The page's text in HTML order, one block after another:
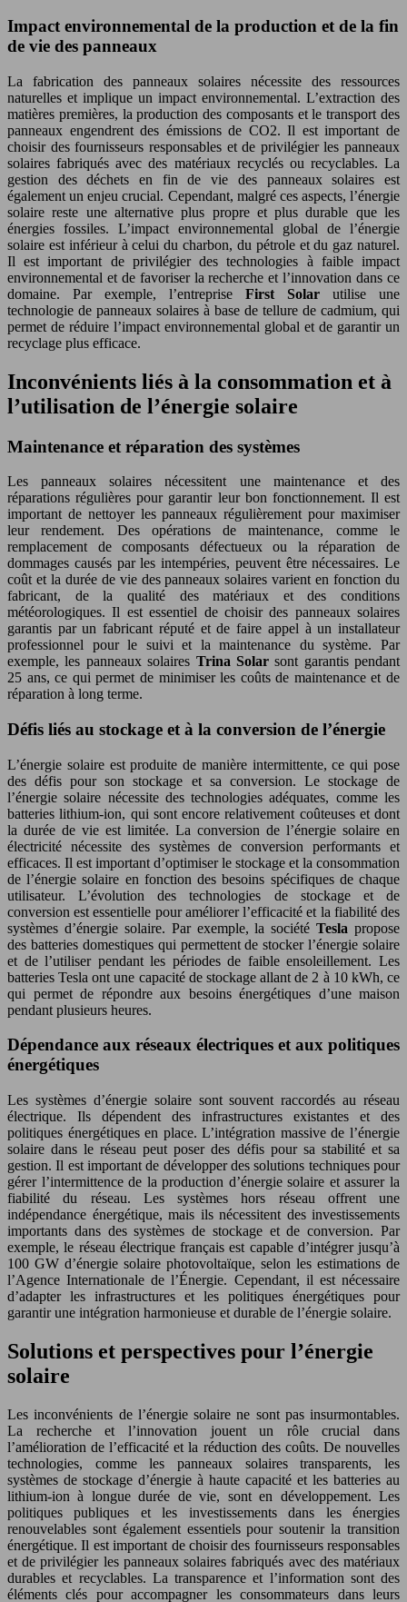
Impact environnemental de la production et de la fin
de vie des panneaux
La fabrication des panneaux solaires nécessite des ressources
naturelles et implique un impact environnemental. L’extraction des
matières premières, la production des composants et le transport des
panneaux engendrent des émissions de CO2. Il est important de
choisir des fournisseurs responsables et de privilégier les panneaux
solaires fabriqués avec des matériaux recyclés ou recyclables. La
gestion des déchets en fin de vie des panneaux solaires est
également un enjeu crucial. Cependant, malgré ces aspects, l’énergie
solaire reste une alternative plus propre et plus durable que les
énergies fossiles. L’impact environnemental global de l’énergie
solaire est inférieur à celui du charbon, du pétrole et du gaz naturel.
Il est important de privilégier des technologies à faible impact
environnemental et de favoriser la recherche et l’innovation dans ce
domaine. Par exemple, l’entreprise First Solar utilise une
technologie de panneaux solaires à base de tellure de cadmium, qui
permet de réduire l’impact environnemental global et de garantir un
recyclage plus efficace.
Inconvénients liés à la consommation et à
l’utilisation de l’énergie solaire
Maintenance et réparation des systèmes
Les panneaux solaires nécessitent une maintenance et des
réparations régulières pour garantir leur bon fonctionnement. Il est
important de nettoyer les panneaux régulièrement pour maximiser
leur rendement. Des opérations de maintenance, comme le
remplacement de composants défectueux ou la réparation de
dommages causés par les intempéries, peuvent être nécessaires. Le
coût et la durée de vie des panneaux solaires varient en fonction du
fabricant, de la qualité des matériaux et des conditions
météorologiques. Il est essentiel de choisir des panneaux solaires
garantis par un fabricant réputé et de faire appel à un installateur
professionnel pour le suivi et la maintenance du système. Par
exemple, les panneaux solaires Trina Solarsont garantis pendant
25 ans, ce qui permet de minimiser les coûts de maintenance et de
réparation à long terme.
Défis liés au stockage et à la conversion de l’énergie
L’énergie solaire est produite de manière intermittente, ce qui pose
des défis pour son stockage et sa conversion. Le stockage de
l’énergie solaire nécessite des technologies adéquates, comme les
batteries lithium-ion, qui sont encore relativement coûteuses et dont
la durée de vie est limitée. La conversion de l’énergie solaire en
électricité nécessite des systèmes de conversion performants et
efficaces. Il est important d’optimiser le stockage et la consommation
de l’énergie solaire en fonction des besoins spécifiques de chaque
utilisateur. L’évolution des technologies de stockage et de
conversion est essentielle pour améliorer l’efficacité et la fiabilité des
systèmes d’énergie solaire. Par exemple, la sociétéTesla propose
des batteries domestiques qui permettent de stocker l’énergie solaire
et de l’utiliser pendant les périodes de faible ensoleillement. Les
batteries Tesla ont une capacité de stockage allant de 2 à 10 kWh, ce
qui permet de répondre aux besoins énergétiques d’une maison
pendant plusieurs heures.
Dépendance aux réseaux électriques et aux politiques
énergétiques
Les systèmes d’énergie solaire sont souvent raccordés au réseau
électrique. Ils dépendent des infrastructures existantes et des
politiques énergétiques en place. L’intégration massive de l’énergie
solaire dans le réseau peut poser des défis pour sa stabilité et sa
gestion. Il est important de développer des solutions techniques pour
gérer l’intermittence de la production d’énergie solaire et assurer la
fiabilité du réseau. Les systèmes hors réseau offrent une
indépendance énergétique, mais ils nécessitent des investissements
importants dans des systèmes de stockage et de conversion. Par
exemple, le réseau électrique français est capable d’intégrer jusqu’à
100 GW d’énergie solaire photovoltaïque, selon les estimations de
l’Agence Internationale de l’Énergie. Cependant, il est nécessaire
d’adapter les infrastructures et les politiques énergétiques pour
garantir une intégration harmonieuse et durable de l’énergie solaire.
Solutions et perspectives pour l’énergie
solaire
Les inconvénients de l’énergie solaire ne sont pas insurmontables.
La recherche et l’innovation jouent un rôle crucial dans
l’amélioration de l’efficacité et la réduction des coûts. De nouvelles
technologies, comme les panneaux solaires transparents, les
systèmes de stockage d’énergie à haute capacité et les batteries au
lithium-ion à longue durée de vie, sont en développement. Les
politiques publiques et les investissements dans les énergies
renouvelables sont également essentiels pour soutenir la transition
énergétique. Il est important de choisir des fournisseurs responsables
et de privilégier les panneaux solaires fabriqués avec des matériaux
durables et recyclables. La transparence et l’information sont des
éléments clés pour accompagner les consommateurs dans leurs